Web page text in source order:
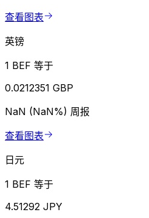
查看图表
英镑
1 BEF 等于
0.0212351 GBP
NaN (NaN%) 周报
查看图表
日元
1 BEF 等于
4.51292 JPY